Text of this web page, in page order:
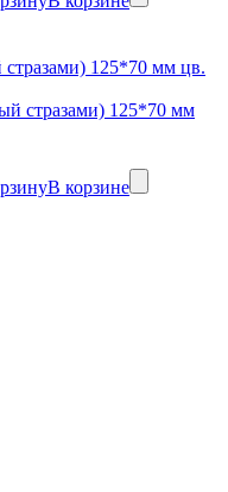
125*70 мм цв.
В корзине